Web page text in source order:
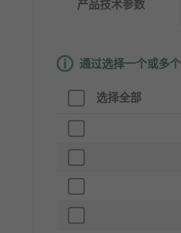
产品技术参数
通过选择一个或多
选择全部